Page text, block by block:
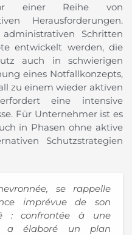
vor einer Reihe von
Herausforderungen.
Schritten
entwickelt werden, die
auch in schwierigen
eines Notfallkonzepts,
zu einem wieder aktiven
eine intensive
Für Unternehmer ist es
in Phasen ohne aktive
Schutzstrategien
se rappelle
imprévue de son
: confrontée à une
a élaboré un plan